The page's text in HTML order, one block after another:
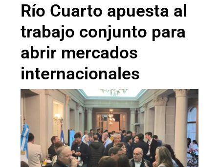
Río Cuarto apuesta al
trabajo conjunto para
abrir mercados
internacionales